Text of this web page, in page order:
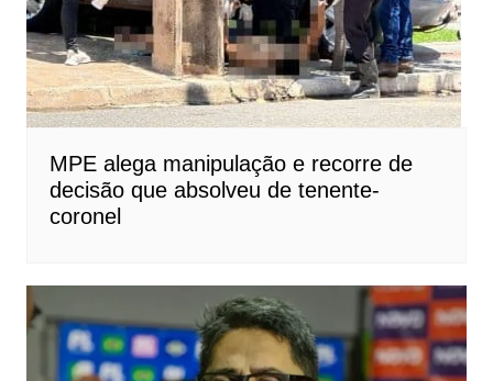
MPE alega manipulação e recorre de
decisão que absolveu de tenente-
coronel